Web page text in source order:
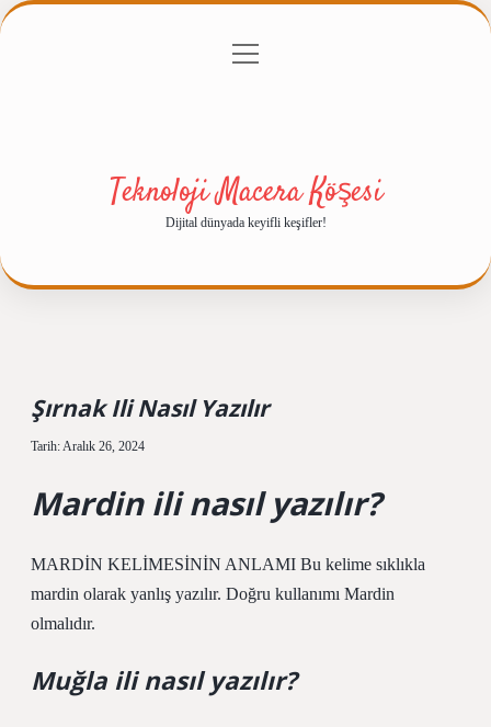
Gizlilik Politikası
menüyü
Teknoloji Macera Köşesi
Dijital dünyada keyifli keşifler!
Şırnak Ili Nasıl Yazılır
Tarih: Aralık 26, 2024
Mardin ili nasıl yazılır?
MARDİN KELİMESİNİN ANLAMI Bu kelime sıklıkla
mardin olarak yanlış yazılır. Doğru kullanımı Mardin
olmalıdır.
Muğla ili nasıl yazılır?